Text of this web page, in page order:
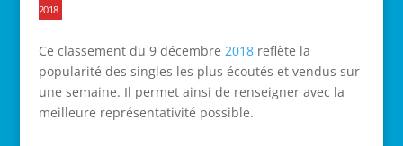
2018
Ce classement du 9 décembre 2018reflète la
popularité des singles les plus écoutés et vendus sur
une semaine. Il permet ainsi de renseigner avec la
meilleure représentativité possible.